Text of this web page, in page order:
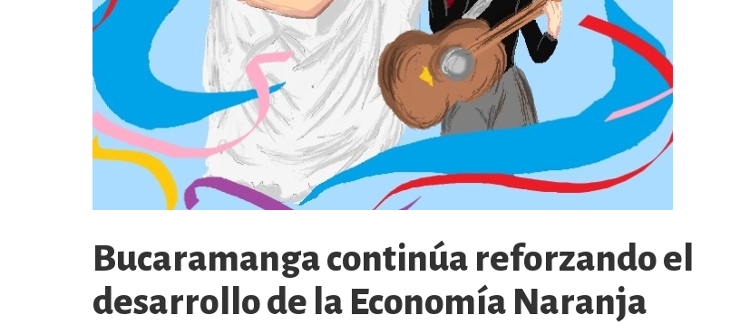
Bucaramanga continúa reforzando el
desarrollo de la Economía Naranja